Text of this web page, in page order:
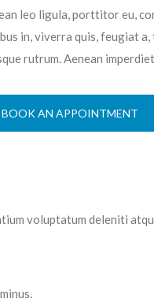
leo ligula, porttitor eu,
in, viverra quis, feugiat
rutrum. Aenean
BOOK AN APPOINTMENT
voluptatum deleniti